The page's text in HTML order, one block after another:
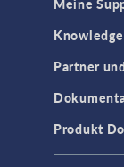
Knowledge
Partner
Produkt